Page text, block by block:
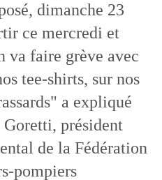
dimanche 23
ce mercredi et
va faire grève avec
tee-shirts, sur nos
a expliqué
président
de la Fédération
pompiers